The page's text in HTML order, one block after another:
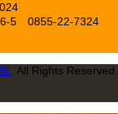
5
0855-22-7324
. All Rights Reserved.